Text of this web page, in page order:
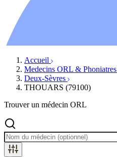
Évènements
Accueil
Medecins ORL & Phoniatres
Deux-Sèvres
THOUARS (79100)
Trouver un médecin ORL